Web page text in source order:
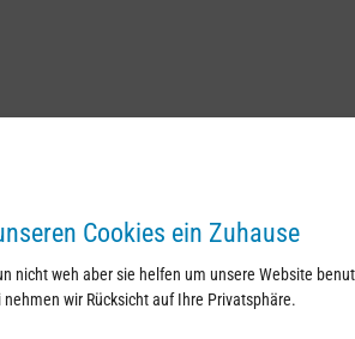
Cookies ein Zuhause
nicht weh aber sie helfen um unsere Website
wir Rücksicht auf Ihre Privatsphäre.